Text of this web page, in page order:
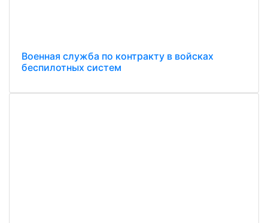
Военная служба по контракту в войсках
беспилотных систем